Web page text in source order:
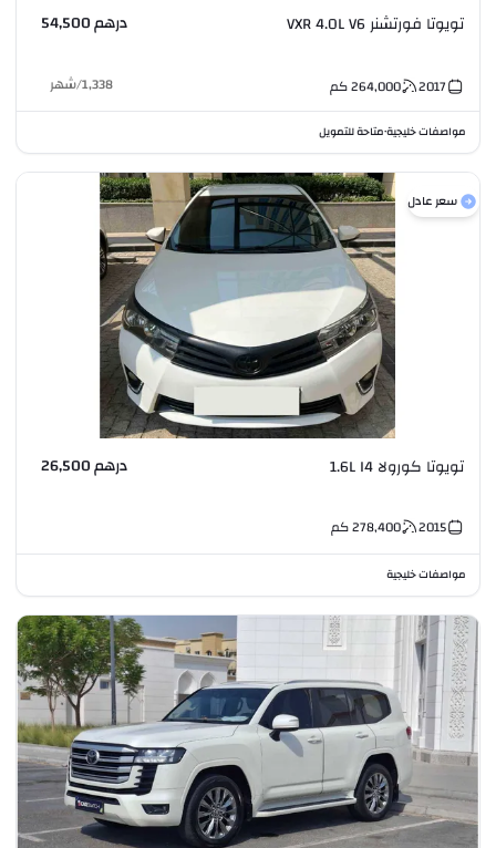
تويوتا فورتشنر VXR 4.0L V6 درهم 54,500
2017
264,000كم 1,338
/شهر
مواصفات خليجية•متاحة للتمويل
سعر عادل
تويوتا كورولا 1.6L I4 درهم 26,500
2015
278,400كم
مواصفات خليجية